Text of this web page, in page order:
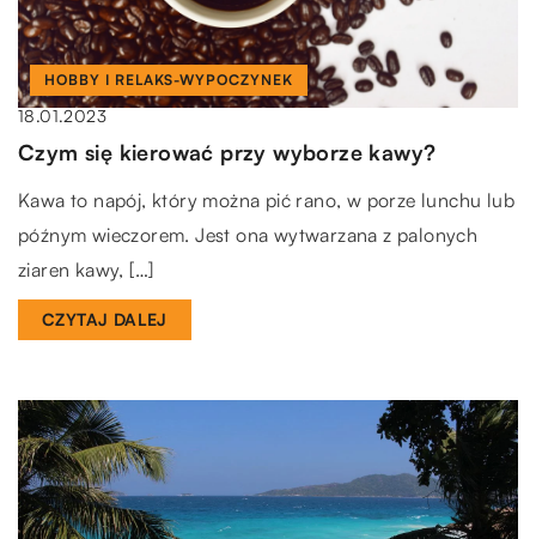
HOBBY I RELAKS-WYPOCZYNEK
18.01.2023
Czym się kierować przy wyborze kawy?
Kawa to napój, który można pić rano, w porze lunchu lub
późnym wieczorem. Jest ona wytwarzana z palonych
ziaren kawy, […]
CZYTAJ DALEJ